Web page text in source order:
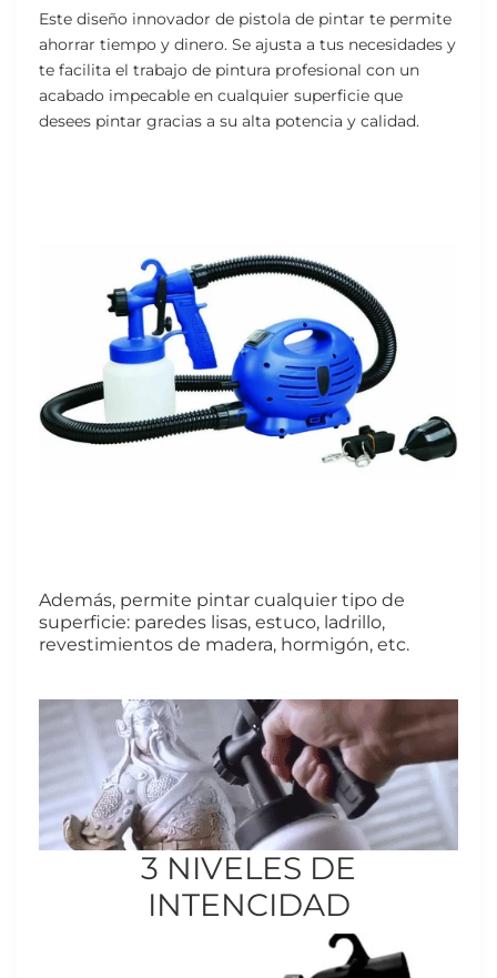
Este diseño innovador de pistola de pintar te permite
ahorrar tiempo y dinero. Se ajusta a tus necesidades y
te facilita el trabajo de pintura profesional con un
acabado impecable en cualquier superficie que
desees pintar gracias a su alta potencia y calidad.
Además, permite pintar cualquier tipo de
superficie: paredes lisas, estuco, ladrillo,
revestimientos de madera, hormigón, etc.
3 NIVELES DE
INTENCIDAD